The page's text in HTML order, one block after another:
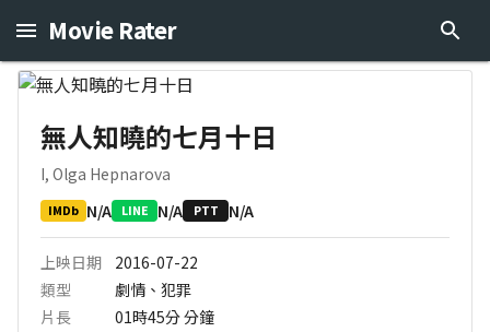
Movie Rater
無人知曉的七月十日
I, Olga Hepnarova
IMDb N/A LINE N/A PTT N/A
上映日期
2016-07-22
類型
劇情、犯罪
片長
01時45分分鐘